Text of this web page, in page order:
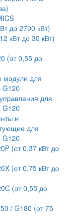
до 2700 кВт)
кВт до 30 кВт)
(от 0,55 до
модули для
G120
для
G120
и
для
G120
(от 0,37 кВт до
(от 0,75 кВт до
(от 0,55 до
/ G180 (от 75